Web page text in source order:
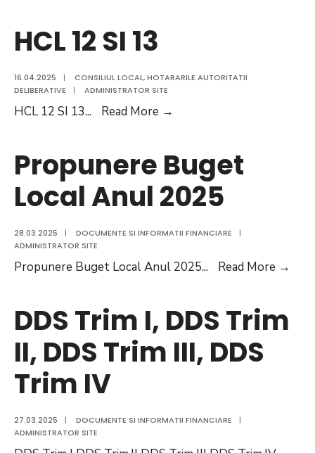
31.03.2025
HCL 12 SI 13
16.04.2025 | CONSILIUL LOCAL,HOTARARILE AUTORITATII
DELIBERATIVE
| ADMINISTRATOR SITE
HCL 12 SI 13... Read More →
13
Propunere Buget
Local Anul 2025
28.03.2025 | DOCUMENTE SI INFORMATII FINANCIARE
|
ADMINISTRATOR SITE
Propunere Buget Local Anul 2025... Read More →
DDS Trim I, DDS Trim
II, DDS Trim III, DDS
Trim IV
27.03.2025 | DOCUMENTE SI INFORMATII FINANCIARE
|
ADMINISTRATOR SITE